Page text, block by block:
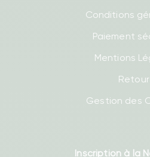
Conditions
Paiement
Mentions
Retour
Gestion des
Inscription à la